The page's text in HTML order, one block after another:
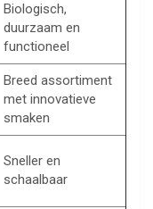
Biologisch,
duurzaam en
functioneel
Breed assortiment
met innovatieve
smaken
Sneller en
schaalbaar